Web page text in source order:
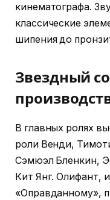
кинематографа.
классические
шипения до
Звездный
В главных ролях
роли Венди,
Сэмюэл Бленкин,
Кит Янг. Олифант,
«Оправданному»,